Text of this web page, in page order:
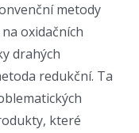
metody
oxidačních
drahých
redukční. Ta
které